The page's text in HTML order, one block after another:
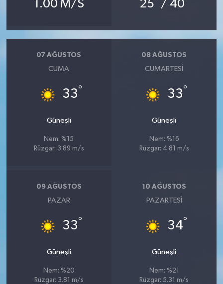
1.00 M/S 25 / 40
07 AĞUSTOS
CUMA
33°
Güneşli
Nem: %15
Rüzgar: 3.89 m/s
08 AĞUSTOS
CUMARTESI
33°
Güneşli
Nem: %16
Rüzgar: 4.81 m/s
09 AĞUSTOS
PAZAR
33°
Güneşli
Nem: %20
Rüzgar: 3.81 m/s
10 AĞUSTOS
PAZARTESI
34°
Güneşli
Nem: %21
Rüzgar: 5.31 m/s